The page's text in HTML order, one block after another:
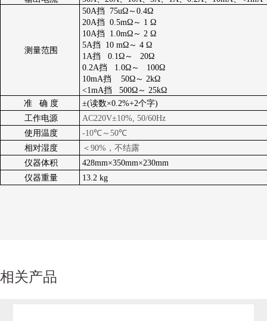
测量范围
50A挡 75uΩ～0.4Ω
20A挡 0.5mΩ～ 1 Ω
10A挡 1.0mΩ～ 2 Ω
5A挡 10 mΩ～ 4 Ω
1A挡 0.1Ω～ 20Ω
0.2A挡 1.0Ω～ 100Ω
10mA挡 50Ω～ 2kΩ
<1mA挡 500Ω～ 25kΩ
准 确 度
±(读数×0.2%+2个字)
工作电源
AC220V±10%, 50/60Hz
使用温度
-10℃～50℃
相对湿度
＜90%，不结露
仪器体积
428mm×350mm×230mm
仪器重量
13.2 kg
相关产品